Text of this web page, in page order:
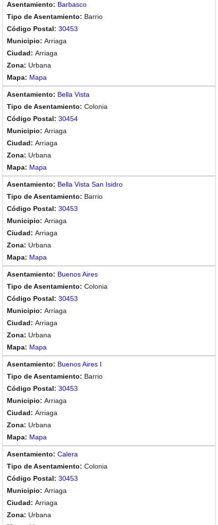
Barbasco
Barrio
30453
Arriaga
Arriaga
Urbana
Mapa
Bella Vista
Colonia
30454
Arriaga
Arriaga
Urbana
Mapa
Bella Vista San Isidro
Barrio
30453
Arriaga
Arriaga
Urbana
Mapa
Buenos Aires
Colonia
30453
Arriaga
Arriaga
Urbana
Mapa
Buenos Aires I
Barrio
30453
Arriaga
Arriaga
Urbana
Mapa
Calera
Colonia
30453
Arriaga
Arriaga
Urbana